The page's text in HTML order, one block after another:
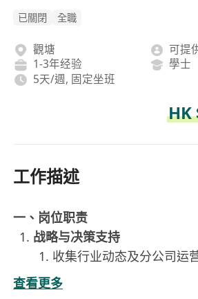
已關閉 全職
觀塘
可提
1-3年经验
學士
5天/週, 固定坐班
HK
工作描述
一、岗位职责
战略与决策支持
收集行业动态及分公司运
提供决策参考；
参与制定分公司年度计划
查看更多